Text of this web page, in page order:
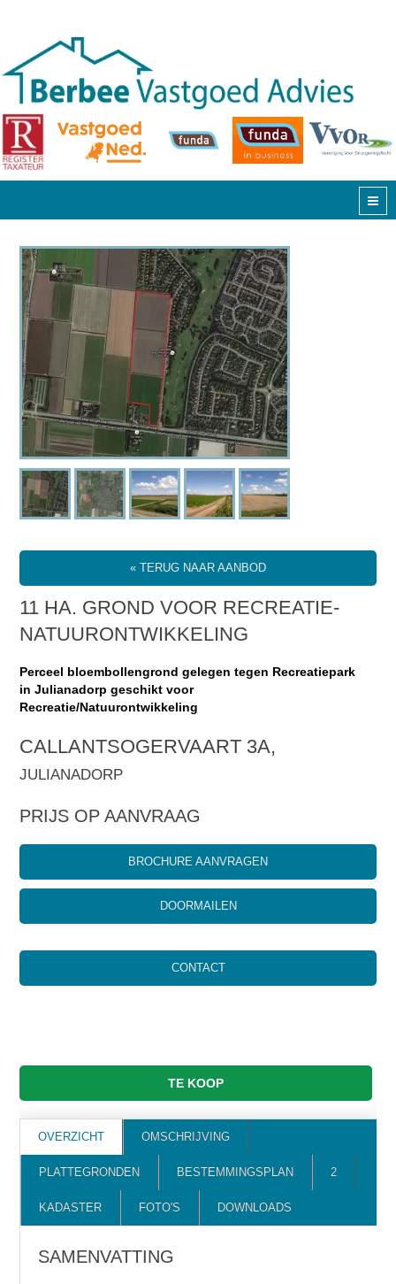
« TERUG NAAR AANBOD
11 HA. GROND VOOR RECREATIE-
NATUURONTWIKKELING
Perceel bloembollengrond gelegen tegen Recreatiepark
in Julianadorp geschikt voor
Recreatie/Natuurontwikkeling
CALLANTSOGERVAART 3A,
JULIANADORP
PRIJS OP AANVRAAG
BROCHURE AANVRAGEN
DOORMAILEN
CONTACT
TE KOOP
OVERZICHT OMSCHRIJVING
PLATTEGRONDEN BESTEMMINGSPLAN 2
KADASTER FOTO'S DOWNLOADS
SAMENVATTING